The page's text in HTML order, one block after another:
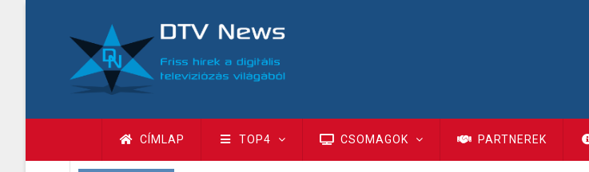
tartalomra
Fő
navigáció
CÍMLAP TOP4 CSOMAGOK PARTNEREK